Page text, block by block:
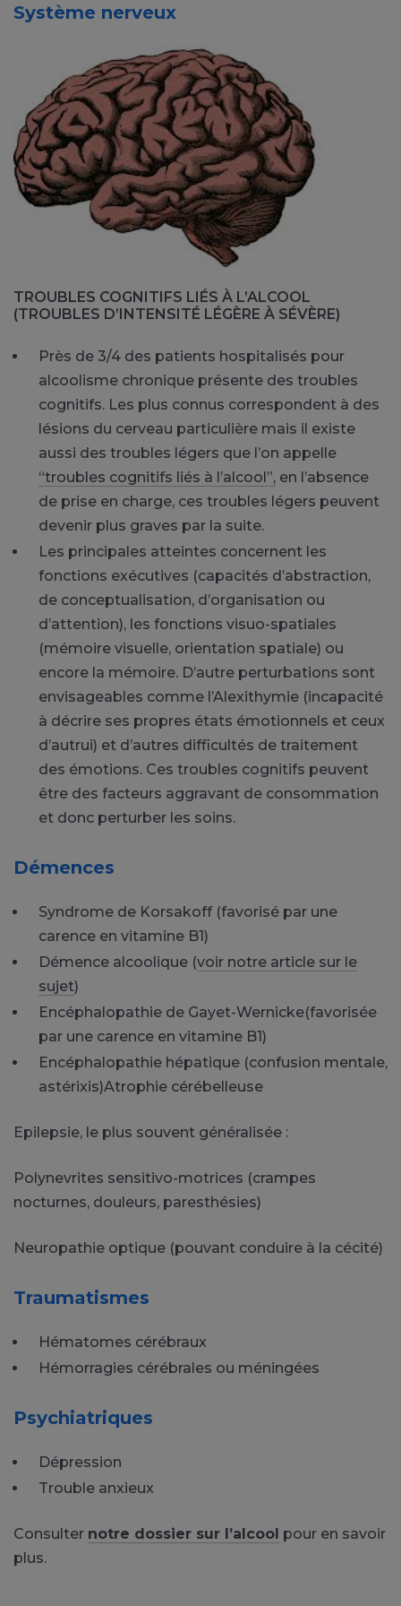
Système nerveux
TROUBLES COGNITIFS LIÉS À L’ALCOOL
(TROUBLES D’INTENSITÉ LÉGÈRE À SÉVÈRE)
Près de 3/4 des patients hospitalisés pour
alcoolisme chronique présente des troubles
cognitifs. Les plus connus correspondent à des
lésions du cerveau particulière mais il existe
aussi des troubles légers que l’on appelle
“troubles cognitifs liés à l’alcool”, en l’absence
de prise en charge, ces troubles légers peuvent
devenir plus graves par la suite.
Les principales atteintes concernent les
fonctions exécutives (capacités d’abstraction,
de conceptualisation, d’organisation ou
d’attention), les fonctions visuo-spatiales
(mémoire visuelle, orientation spatiale) ou
encore la mémoire. D’autre perturbations sont
envisageables comme l’Alexithymie (incapacité
à décrire ses propres états émotionnels et ceux
d’autrui) et d’autres difficultés de traitement
des émotions. Ces troubles cognitifs peuvent
être des facteurs aggravant de consommation
et donc perturber les soins.
Démences
Syndrome de Korsakoff (favorisé par une
carence en vitamine B1)
Démence alcoolique (voir notre article sur le
sujet)
Encéphalopathie de Gayet-Wernicke(favorisée
par une carence en vitamine B1)
Encéphalopathie hépatique (confusion mentale,
astérixis)Atrophie cérébelleuse
Epilepsie, le plus souvent généralisée :
Polynevrites sensitivo-motrices (crampes
nocturnes, douleurs, paresthésies)
Neuropathie optique (pouvant conduire à la cécité)
Traumatismes
Hématomes cérébraux
Hémorragies cérébrales ou méningées
Psychiatriques
Dépression
Trouble anxieux
Consulter notre dossier sur l’alcool pour en savoir
plus.